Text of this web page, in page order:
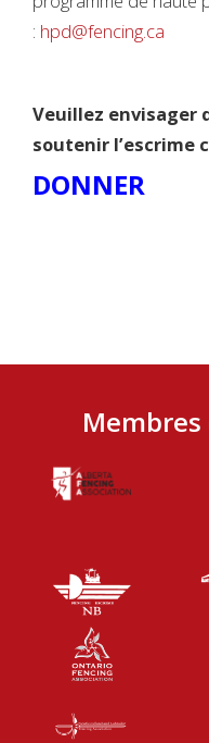
: hpd@fencing.ca
Veuillez envisager
soutenir l’escrime
DONNER